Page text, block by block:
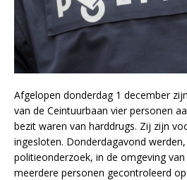
Afgelopen donderdag 1 december
van de Ceintuurbaan vier personen
bezit waren van harddrugs. Zij zijn
ingesloten. Donderdagavond
politieonderzoek, in de omgeving
meerdere personen gecontroleerd